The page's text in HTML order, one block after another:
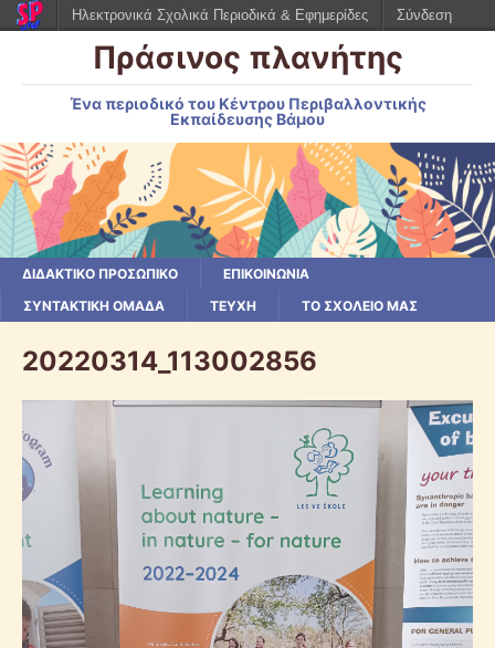
Πράσινος πλανήτης
Ένα περιοδικό του Κέντρου Περιβαλλοντικής
Εκπαίδευσης Βάμου
ΔΙΔΑΚΤΙΚΟ ΠΡΟΣΩΠΙΚΟ
ΕΠΙΚΟΙΝΩΝΙΑ
ΣΥΝΤΑΚΤΙΚΗ ΟΜΑΔΑ
ΤΕΥΧΗ ΤΟ ΣΧΟΛΕΙΟ ΜΑΣ
20220314_113002856
Ηλεκτρονικά Σχολικά Περιοδικά & Εφημερίδες Σύνδεση